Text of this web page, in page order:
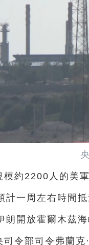
模約2200人的美
計一周左右時間
朗開放霍爾木茲海
司令部司令弗蘭克